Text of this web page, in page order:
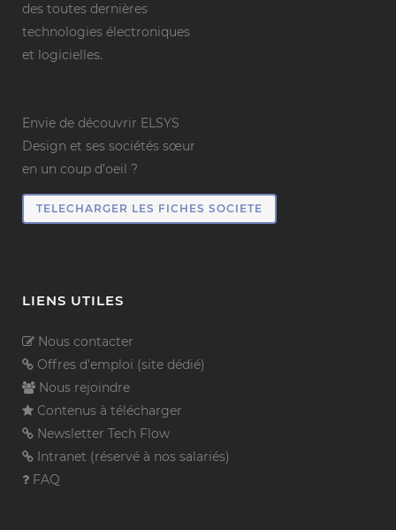
des toutes dernières
technologies électroniques
et logicielles.
Envie de découvrir ELSYS
Design et ses sociétés sœur
en un coup d’oeil ?
TELECHARGER LES FICHES SOCIETE
LIENS UTILES
Nous contacter
Offres d'emploi (site dédié)
Nous rejoindre
Contenus à télécharger
Newsletter Tech Flow
Intranet (réservé à nos salariés)
FAQ